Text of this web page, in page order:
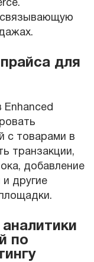
связывающую
для
Enhanced
с товарами в
транзакции,
добавление
и другие
по